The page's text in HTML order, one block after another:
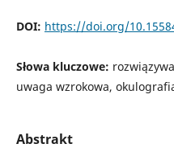
DOI: https://doi.org/
Słowa kluczowe:
uwaga wzrokowa,
Abstrakt